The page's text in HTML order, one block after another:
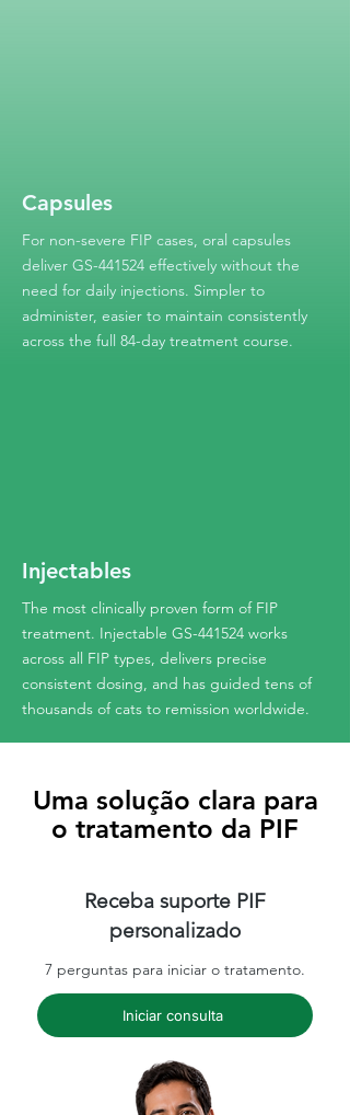
Capsules
For non-severe FIP cases, oral capsules
deliver GS-441524 effectively without the
need for daily injections. Simpler to
administer, easier to maintain consistently
across the full 84-day treatment course.
Injectables
The most clinically proven form of FIP
treatment. Injectable GS-441524 works
across all FIP types, delivers precise
consistent dosing, and has guided tens of
thousands of cats to remission worldwide.
Uma solução clara para
o tratamento da PIF
Receba suporte PIF
personalizado
7 perguntas para iniciar o tratamento.
Iniciar consulta